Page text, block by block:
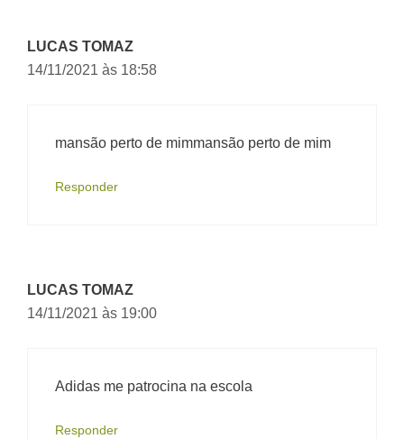
LUCAS TOMAZ
14/11/2021 às 18:58
mansão perto de mimmansão perto de mim
Responder
LUCAS TOMAZ
14/11/2021 às 19:00
Adidas me patrocina na escola
Responder